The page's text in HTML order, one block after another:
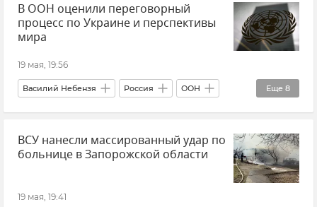
Новости Крыма
В ООН оценили переговорный
процесс по Украине и перспективы
мира
19 мая, 19:56
Еще 8
Василий Небензя Россия ООН
Коллективный Запад
Поставки западного оружия Украине
ВСУ нанесли массированный удар по
больнице в Запорожской области
19 мая, 19:41